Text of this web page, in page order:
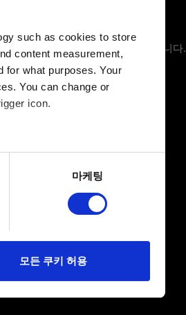
such as cookies to store
content measurement,
for what purposes. Your
You can change or
icon.
meters
미디어를 통해 사용자와
다. 물론, 이처럼
마케팅
모든 쿠키 허용
경우, 스크린샷을 첨부할 수 있습니다.